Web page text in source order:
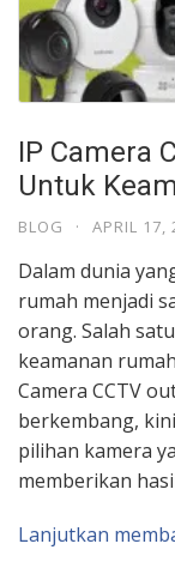
IP Camera
Untuk
BLOG · APRIL 17,
Dalam dunia
rumah menjadi
orang. Salah
keamanan
Camera CCTV
berkembang,
pilihan kamera
memberikan
Lanjutkan